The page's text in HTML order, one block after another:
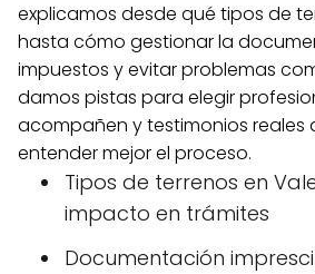
explicamos desde qué tipos de
hasta cómo gestionar la
impuestos y evitar problemas
damos pistas para elegir
acompañen y testimonios reales
entender mejor el proceso.
Tipos de terrenos en
impacto en trámites
Documentación